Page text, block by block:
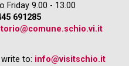
Friday 9.00 - 13.00
691285
to: info@visitschio.it